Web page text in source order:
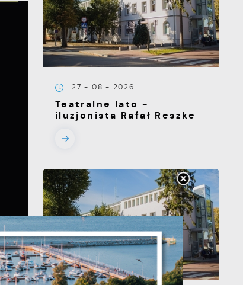
27 - 08 - 2026
Teatralne lato -
iluzjonista Rafał Reszke